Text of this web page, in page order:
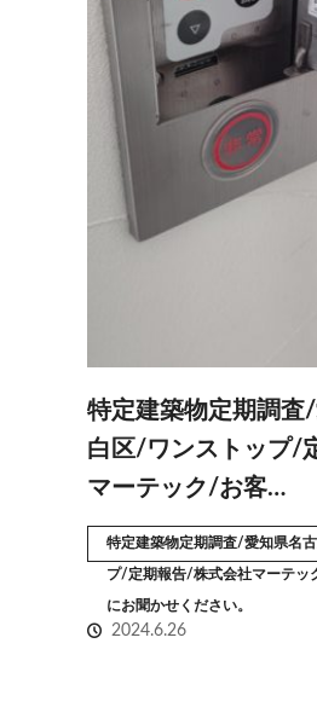
特定建築物定期調査
白区/ワンストップ/
マーテック/お客…
特定建築物定期調査/愛知県名
プ/定期報告/株式会社マーテッ
にお聞かせください。
2024.6.26